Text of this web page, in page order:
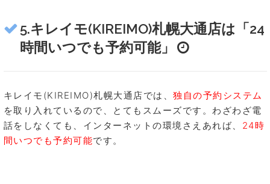
5.キレイモ(KIREIMO)札幌大通店は「24
時間いつでも予約可能」
キレイモ(KIREIMO)札幌大通店では、 独自の予約システム
を取り入れているので、とてもスムーズです。わざわざ電
話をしなくても、インターネットの環境さえあれば、 24時
間いつでも予約可能です。